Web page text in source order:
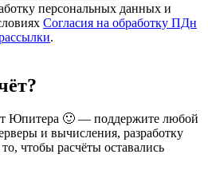
персональных данных и
Согласия на обработку ПДн
.
Юпитера 🙂 — поддержите любой
и вычисления, разработку
чтобы расчёты оставались